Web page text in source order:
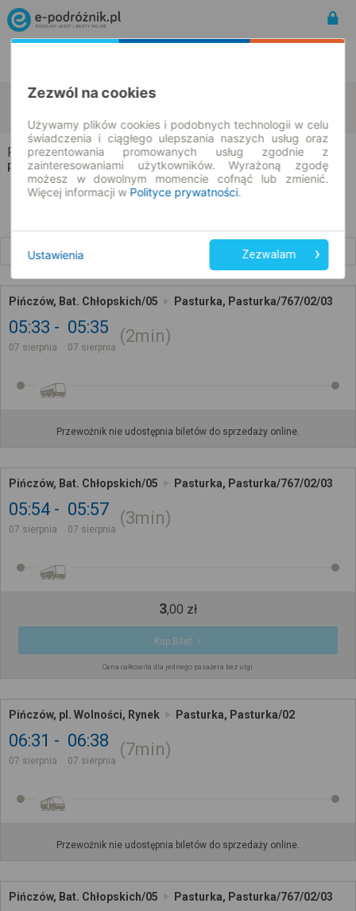
Pińczów Pasturka
Pińczów → Pasturka
Rozkład jazdy i bilety
Pińczów, Bat. Chłopskich/05 Pasturka, Pasturka/767/02/03
05:33
07 sierpnia
05:35
07 sierpnia
2min
Przewoźnik nie udostępnia biletów do sprzedaży online.
Pińczów, Bat. Chłopskich/05 Pasturka, Pasturka/767/02/03
05:54
07 sierpnia
05:57
07 sierpnia
3min
3,00 zł
Kup Bilet
Cena całkowita dla jednego pasażera bez ulgi
Pińczów, pl. Wolności, Rynek Pasturka, Pasturka/02
06:31
07 sierpnia
06:38
07 sierpnia
7min
Przewoźnik nie udostępnia biletów do sprzedaży online.
Pińczów, Bat. Chłopskich/05 Pasturka, Pasturka/767/02/03
Zezwól na cookies
Używamy plików cookies i podobnych technologii w celu
świadczenia i ciągłego ulepszania naszych usług oraz
prezentowania promowanych usług zgodnie z
zainteresowaniami użytkowników. Wyrażoną zgodę
możesz w dowolnym momencie cofnąć lub zmienić.
Więcej informacji w Polityce prywatności.
Ustawienia Zezwalam